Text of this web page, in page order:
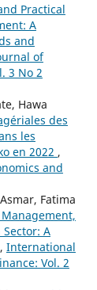
Practical
A
and
of
3 No 2
Hawa
des
les
en 2022 ,
and
Fatima
A
, International
Vol. 2